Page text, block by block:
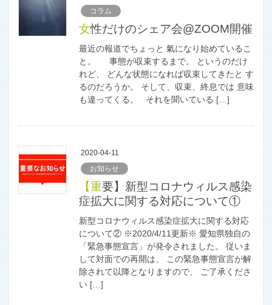
コラム
女性だけのシェア会@ZOOM開催
最近の報道でちょっと 氣になり始めているこ
と。 事態が収束するまで。 というのだけ
れど、 どんな状態になれば収束してきたと す
るのだろうか。 そして、収束、終息では 意味
も違ってくる。 それを聞いている […]
2020-04-11
お知らせ
【重要】新型コロナウィルス感染
症拡大に関する対応について①
新型コロナウィルス感染症拡大に関する対応
について② ※2020/4/11更新※ 愛知県独自の
「緊急事態宣言」が発令されました。 従いま
して対面での再開は、 この緊急事態宣言が解
除されて以降となりますので、 ご了承くださ
い […]